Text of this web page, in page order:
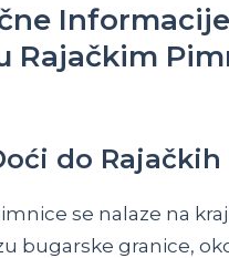
Rajačkim
do
se nalaze na
bugarske granice,